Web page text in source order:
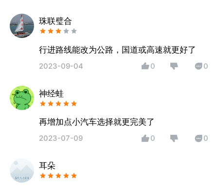
珠联璧合
行进路线能改为公路，国道或高速就更好了
2023-09-04 0 0
神经蛙
再增加点小汽车选择就更完美了
2023-07-09 0 0
耳朵